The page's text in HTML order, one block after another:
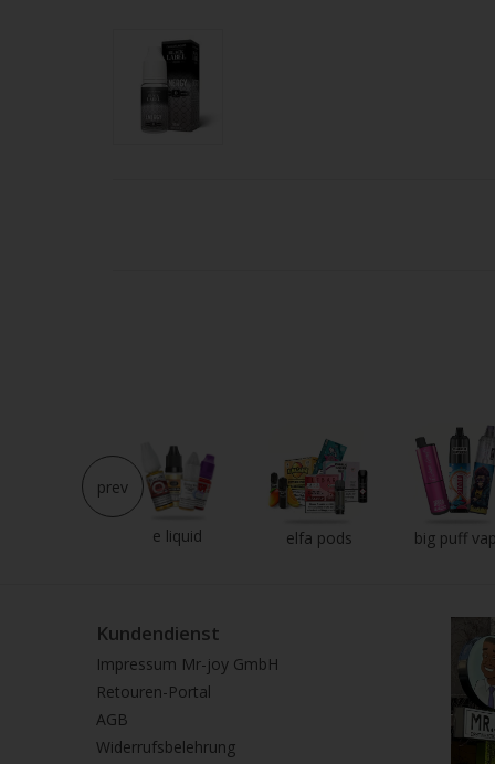
e liquid elfa pods big puff
prev
Kundendienst
Impressum Mr-joy GmbH
Retouren-Portal
AGB
Widerrufsbelehrung